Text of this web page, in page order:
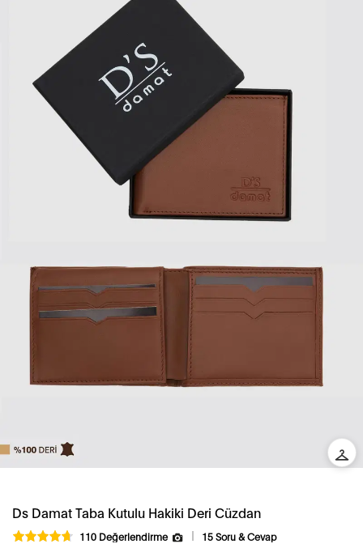
Ds Damat Taba Kutulu Hakiki Deri Cüzdan
110 Değerlendirme 15 Soru & Cevap